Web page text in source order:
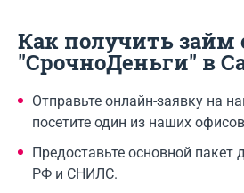
Как получить займ
"СрочноДеньги" в
Отправьте онлайн-заявку на
посетите один из наших
Предоставьте основной пакет
РФ и СНИЛС.